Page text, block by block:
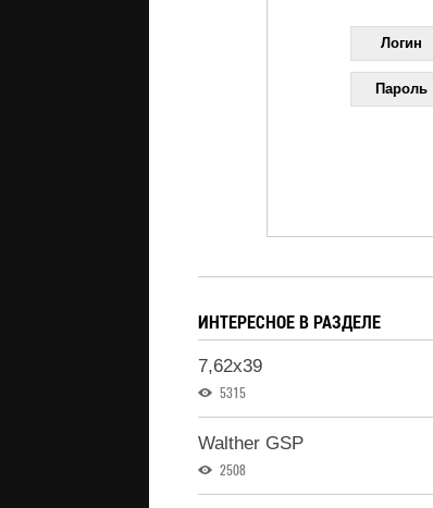
Логин
Пароль
ИНТЕРЕСНОЕ В РАЗДЕЛЕ
7,62x39
5315
Walther GSP
2508